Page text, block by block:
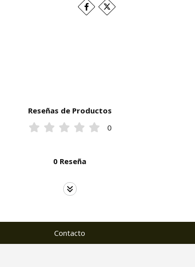
Reseñas de Productos
0
0 Reseña
Contacto